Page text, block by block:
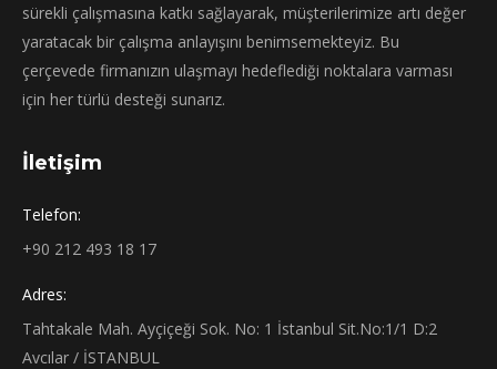
sürekli çalışmasına katkı sağlayarak, müşterilerimize artı değer
yaratacak bir çalışma anlayışını benimsemekteyiz. Bu
çerçevede firmanızın ulaşmayı hedeflediği noktalara varması
için her türlü desteği sunarız.
İletişim
Telefon:
+90 212 493 18 17
Adres:
Tahtakale Mah. Ayçiçeği Sok. No: 1 İstanbul Sit.No:1/1 D:2
Avcılar / İSTANBUL